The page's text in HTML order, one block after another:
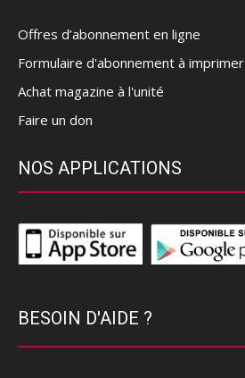
Offres d’abonnement en ligne
Formulaire d'abonnement à imprimer
Achat magazine à l'unité
Faire un don
NOS APPLICATIONS
BESOIN D'AIDE ?